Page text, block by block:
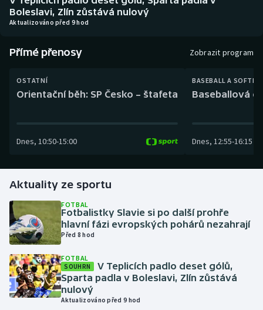
Biatlon
Curling
Florbal
Golf
Gymnastika
Házená
Jezdectví
Aplikace ČT sport
Boleslavi, Zlín zůstává nulový
Aktualizováno před 9 hod
Přímé přenosy Zobrazit program
OSTATNÍ
Orientační běh: SP Česko – štafeta
Dnes, 10:50-15:00
BASEBALL A
Baseballová
Dnes, 12:55-16:15
Aktuality ze sportu
FOTBAL
Fotbalistky Slavie si po další prohře
hlavní fázi evropských pohárů nezahrají
Před 8 hod
FOTBAL
SOUHRN
V Teplicích padlo deset gólů,
Sparta padla v Boleslavi, Zlín zůstává
nulový
Aktualizováno před 9 hod